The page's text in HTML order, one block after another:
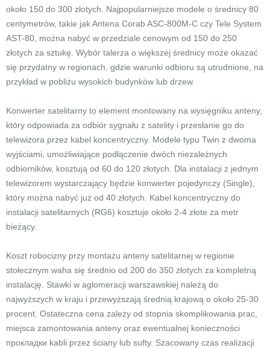
około 150 do 300 złotych. Najpopularniejsze modele o średnicy 80
centymetrów, takie jak Antena Corab ASC-800M-C czy Tele System
AST-80, można nabyć w przedziale cenowym od 150 do 250
złotych za sztukę. Wybór talerza o większej średnicy może okazać
się przydatny w regionach, gdzie warunki odbioru są utrudnione, na
przykład w pobliżu wysokich budynków lub drzew.
Konwerter satelitarny to element montowany na wysięgniku anteny,
który odpowiada za odbiór sygnału z satelity i przesłanie go do
telewizora przez kabel koncentryczny. Modele typu Twin z dwoma
wyjściami, umożliwiające podłączenie dwóch niezależnych
odbiorników, kosztują od 60 do 120 złotych. Dla instalacji z jednym
telewizorem wystarczający będzie konwerter pojedynczy (Single),
który można nabyć już od 40 złotych. Kabel koncentryczny do
instalacji satelitarnych (RG6) kosztuje około 2-4 złote za metr
bieżący.
Koszt robocizny przy montażu anteny satelitarnej w regionie
stołecznym waha się średnio od 200 do 350 złotych za kompletną
instalację. Stawki w aglomeracji warszawskiej należą do
najwyższych w kraju i przewyższają średnią krajową o około 25-30
procent. Ostateczna cena zależy od stopnia skomplikowania prac,
miejsca zamontowania anteny oraz ewentualnej konieczności
прокладки kabli przez ściany lub sufty. Szacowany czas realizacji